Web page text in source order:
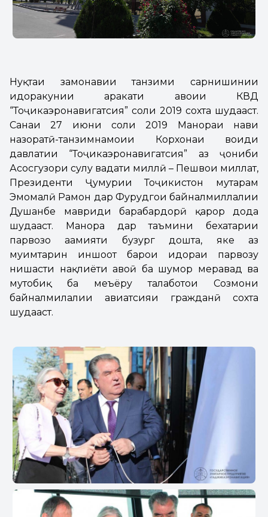
Нуқтаи замонавии танзими сарнишинии
идоракунии ҳаракати ҳавоии КВД
“Тоҷикаэронавигатсия” соли 2019 сохта шудааст.
Санаи 27 июни соли 2019 Манораи нави
назоратӣ-танзимнамоии Корхонаи воҳиди
давлатии “Тоҷикаэронавигатсия” аз ҷониби
Асосгузори сулҳу ваҳдати миллӣ – Пешвои миллат,
Президенти Ҷумҳурии Тоҷикистон муҳтарам
Эмомалӣ Раҳмон дар Фурудгоҳи байналмиллалии
Душанбе мавриди баҳрабардорӣ қарор дода
шудааст. Манора дар таъмини бехатарии
парвозҳо аҳамияти бузург дошта, яке аз
муҳимтарин иншоот барои идораи парвозу
нишасти нақлиёти ҳавоӣ ба шумор меравад ва
мутобиқ ба меъёру талаботҳои Созмони
байналмилалии авиатсияи гражданӣ сохта
шудааст.